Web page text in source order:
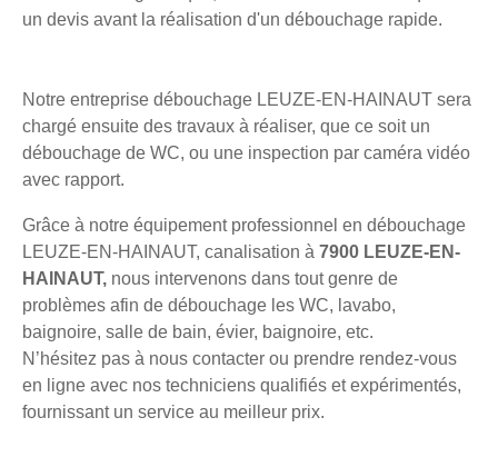
un devis avant la réalisation d'un débouchage rapide.
Notre entreprise débouchage LEUZE-EN-HAINAUT sera
chargé ensuite des travaux à réaliser, que ce soit un
débouchage de WC, ou une inspection par caméra vidéo
avec rapport.
Grâce à notre équipement professionnel en débouchage
LEUZE-EN-HAINAUT, canalisation à 7900 LEUZE-EN-
HAINAUT, nous intervenons dans tout genre de
problèmes afin de débouchage les WC, lavabo,
baignoire, salle de bain, évier, baignoire, etc.
N’hésitez pas à nous contacter ou prendre rendez-vous
en ligne avec nos techniciens qualifiés et expérimentés,
fournissant un service au meilleur prix.